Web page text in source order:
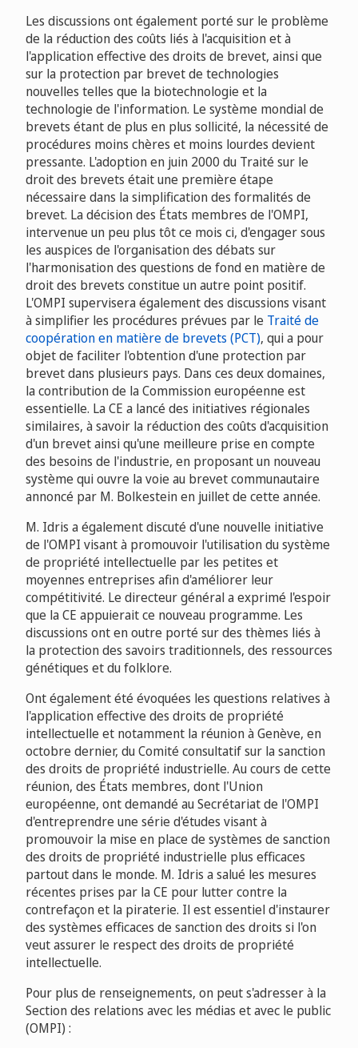
Les discussions ont également porté sur le problème
de la réduction des coûts liés à l'acquisition et à
l'application effective des droits de brevet, ainsi que
sur la protection par brevet de technologies
nouvelles telles que la biotechnologie et la
technologie de l'information. Le système mondial de
brevets étant de plus en plus sollicité, la nécessité de
procédures moins chères et moins lourdes devient
pressante. L'adoption en juin 2000 du Traité sur le
droit des brevets était une première étape
nécessaire dans la simplification des formalités de
brevet. La décision des États membres de l'OMPI,
intervenue un peu plus tôt ce mois ci, d'engager sous
les auspices de l'organisation des débats sur
l'harmonisation des questions de fond en matière de
droit des brevets constitue un autre point positif.
L'OMPI supervisera également des discussions visant
à simplifier les procédures prévues par le Traité de
coopération en matière de brevets (PCT), qui a pour
objet de faciliter l'obtention d'une protection par
brevet dans plusieurs pays. Dans ces deux domaines,
la contribution de la Commission européenne est
essentielle. La CE a lancé des initiatives régionales
similaires, à savoir la réduction des coûts d'acquisition
d'un brevet ainsi qu'une meilleure prise en compte
des besoins de l'industrie, en proposant un nouveau
système qui ouvre la voie au brevet communautaire
annoncé par M. Bolkestein en juillet de cette année.
M. Idris a également discuté d'une nouvelle initiative
de l'OMPI visant à promouvoir l'utilisation du système
de propriété intellectuelle par les petites et
moyennes entreprises afin d'améliorer leur
compétitivité. Le directeur général a exprimé l'espoir
que la CE appuierait ce nouveau programme. Les
discussions ont en outre porté sur des thèmes liés à
la protection des savoirs traditionnels, des ressources
génétiques et du folklore.
Ont également été évoquées les questions relatives à
l'application effective des droits de propriété
intellectuelle et notamment la réunion à Genève, en
octobre dernier, du Comité consultatif sur la sanction
des droits de propriété industrielle. Au cours de cette
réunion, des États membres, dont l'Union
européenne, ont demandé au Secrétariat de l'OMPI
d'entreprendre une série d'études visant à
promouvoir la mise en place de systèmes de sanction
des droits de propriété industrielle plus efficaces
partout dans le monde. M. Idris a salué les mesures
récentes prises par la CE pour lutter contre la
contrefaçon et la piraterie. Il est essentiel d'instaurer
des systèmes efficaces de sanction des droits si l'on
veut assurer le respect des droits de propriété
intellectuelle.
Pour plus de renseignements, on peut s'adresser à la
Section des relations avec les médias et avec le public
(OMPI) :